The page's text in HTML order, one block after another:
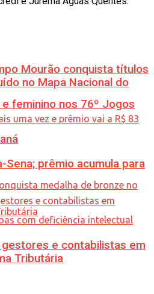
Mourão conquista títulos
feminino nos 76º Jogos
no Mapa Nacional do
Sena; prêmio acumula para
e contabilistas em
Tributária